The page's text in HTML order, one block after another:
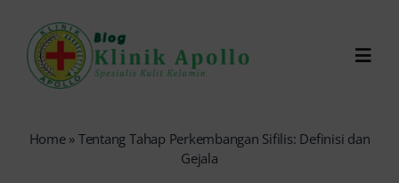
content
Home» Tentang Tahap Perkembangan Sifilis: Definisi dan
Gejala